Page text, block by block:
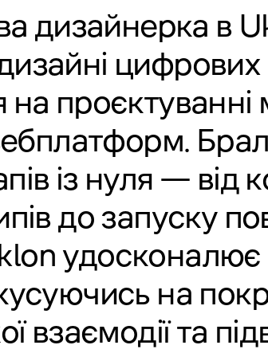
дизайнерка в
цифрових
на проєктуванні
із нуля — від
до запуску
на
взаємодії та